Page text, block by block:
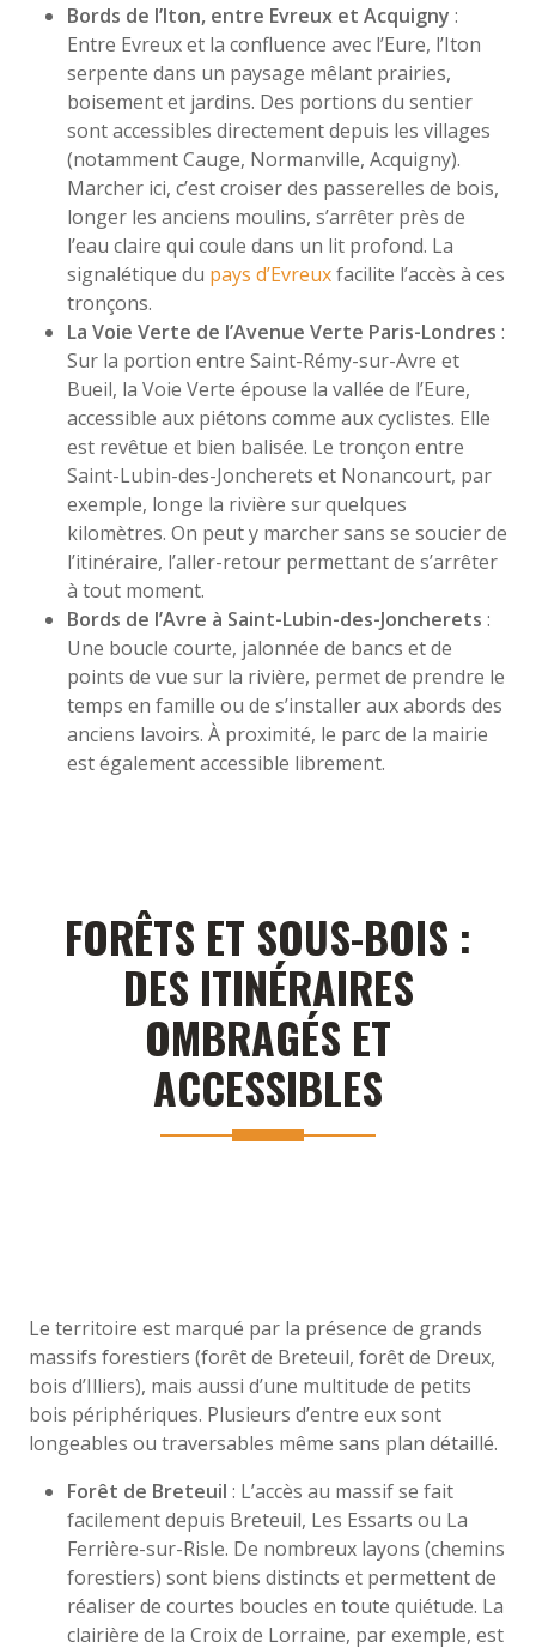
Bords de l’Iton, entre Evreux et Acquigny :
Entre Evreux et la confluence avec l’Eure, l’Iton
serpente dans un paysage mêlant prairies,
boisement et jardins. Des portions du sentier
sont accessibles directement depuis les villages
(notamment Cauge, Normanville, Acquigny).
Marcher ici, c’est croiser des passerelles de bois,
longer les anciens moulins, s’arrêter près de
l’eau claire qui coule dans un lit profond. La
signalétique du pays d’Evreuxfacilite l’accès à ces
tronçons.
La Voie Verte de l’Avenue Verte Paris-Londres :
Sur la portion entre Saint-Rémy-sur-Avre et
Bueil, la Voie Verte épouse la vallée de l’Eure,
accessible aux piétons comme aux cyclistes. Elle
est revêtue et bien balisée. Le tronçon entre
Saint-Lubin-des-Joncherets et Nonancourt, par
exemple, longe la rivière sur quelques
kilomètres. On peut y marcher sans se soucier de
l’itinéraire, l’aller-retour permettant de s’arrêter
à tout moment.
Bords de l’Avre à Saint-Lubin-des-Joncherets :
Une boucle courte, jalonnée de bancs et de
points de vue sur la rivière, permet de prendre le
temps en famille ou de s’installer aux abords des
anciens lavoirs. À proximité, le parc de la mairie
est également accessible librement.
FORÊTS ET SOUS-BOIS :
DES ITINÉRAIRES
OMBRAGÉS ET
ACCESSIBLES
Le territoire est marqué par la présence de grands
massifs forestiers (forêt de Breteuil, forêt de Dreux,
bois d’Illiers), mais aussi d’une multitude de petits
bois périphériques. Plusieurs d’entre eux sont
longeables ou traversables même sans plan détaillé.
Forêt de Breteuil : L’accès au massif se fait
facilement depuis Breteuil, Les Essarts ou La
Ferrière-sur-Risle. De nombreux layons (chemins
forestiers) sont biens distincts et permettent de
réaliser de courtes boucles en toute quiétude. La
clairière de la Croix de Lorraine, par exemple, est